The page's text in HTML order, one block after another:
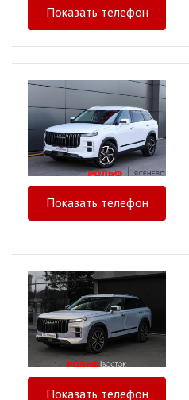
Показать телефон
Показать телефон
Показать телефон